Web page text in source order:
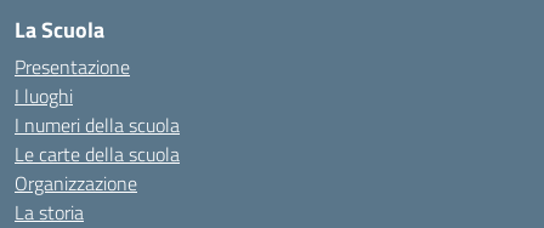
La Scuola
Presentazione
I luoghi
I numeri della scuola
Le carte della scuola
Organizzazione
La storia